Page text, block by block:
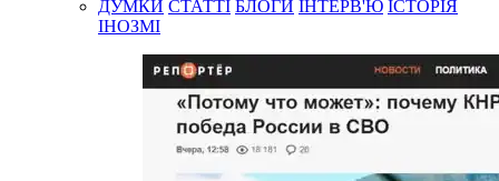
ДУМКИ СТАТТІ БЛОГИ ІНТЕРВ'Ю ІСТОРІЯ
ІНОЗМІ